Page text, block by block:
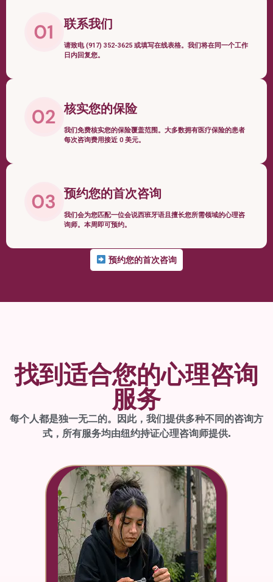
联系我们
请致电 (917) 352-3625 或填写在线表格。我们将在同一个工作
日内回复您。
核实您的保险
我们免费核实您的保险覆盖范围。大多数拥有医疗保险的患者
每次咨询费用接近 0 美元。
预约您的首次咨询
我们会为您匹配一位会说西班牙语且擅长您所需领域的心理咨
询师。本周即可预约。
预约您的首次咨询
找到适合您的心理咨询
服务
每个人都是独一无二的。因此，我们提供多种不同的咨询方
式，所有服务均由纽约持证心理咨询师提供.